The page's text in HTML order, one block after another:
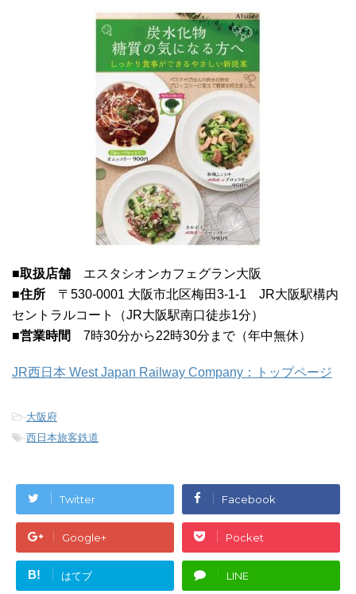
■取扱店舗 エスタシオンカフェグラン大阪
■住所 〒530-0001 大阪市北区梅田3-1-1 JR大阪駅構内
セントラルコート（JR大阪駅南口徒歩1分）
■営業時間
7時30分から22時30分まで（年中無休）
JR西日本 West Japan Railway Company：トップページ
-大阪府
-西日本旅客鉄道
Twitter Facebook
Google+ Pocket
B! はてブ LINE